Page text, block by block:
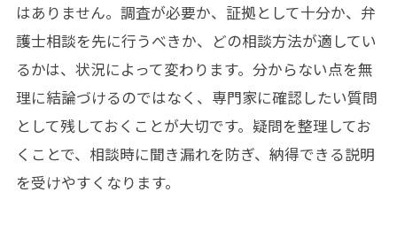
はありません。調査が必要か、証拠として十分か、弁
護士相談を先に行うべきか、どの相談方法が適してい
るかは、状況によって変わります。分からない点を無
理に結論づけるのではなく、専門家に確認したい質問
として残しておくことが大切です。疑問を整理してお
くことで、相談時に聞き漏れを防ぎ、納得できる説明
を受けやすくなります。